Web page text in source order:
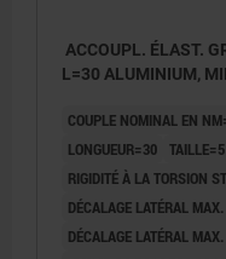
ACCOUPL. ÉLAST.
L=30 ALUMINIUM,
COUPLE NOMINAL EN
LONGUEUR=30 TAILLE=5
RIGIDITÉ À LA TORSION
DÉCALAGE LATÉRAL
DÉCALAGE LATÉRAL MAX.